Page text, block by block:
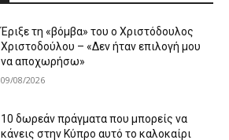
Έριξε τη «βόμβα» του ο Χριστόδουλος
Χριστοδούλου – «Δεν ήταν επιλογή μου
να αποχωρήσω»
09/08/2026
10 δωρεάν πράγματα που μπορείς να
κάνεις στην Κύπρο αυτό το καλοκαίρι